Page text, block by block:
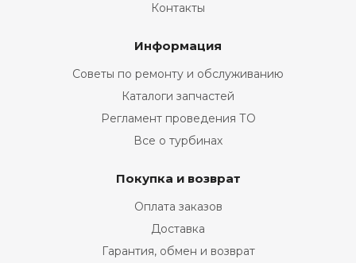
Контакты
Информация
Советы по ремонту и обслуживанию
Каталоги запчастей
Регламент проведения ТО
Все о турбинах
Покупка и возврат
Оплата заказов
Доставка
Гарантия, обмен и возврат